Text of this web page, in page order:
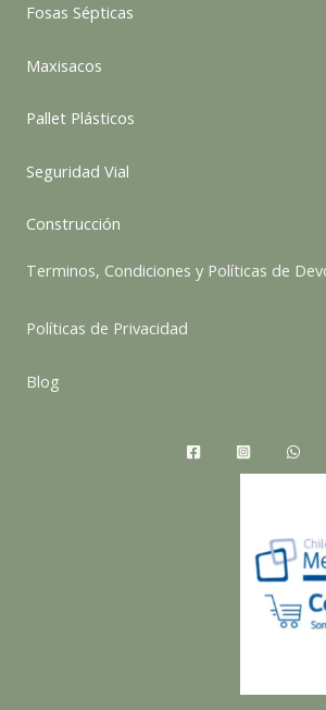
Fosas Sépticas
Maxisacos
Pallet Plásticos
Seguridad Vial
Construcción
Terminos, Condiciones y Políticas de
Políticas de Privacidad
Blog